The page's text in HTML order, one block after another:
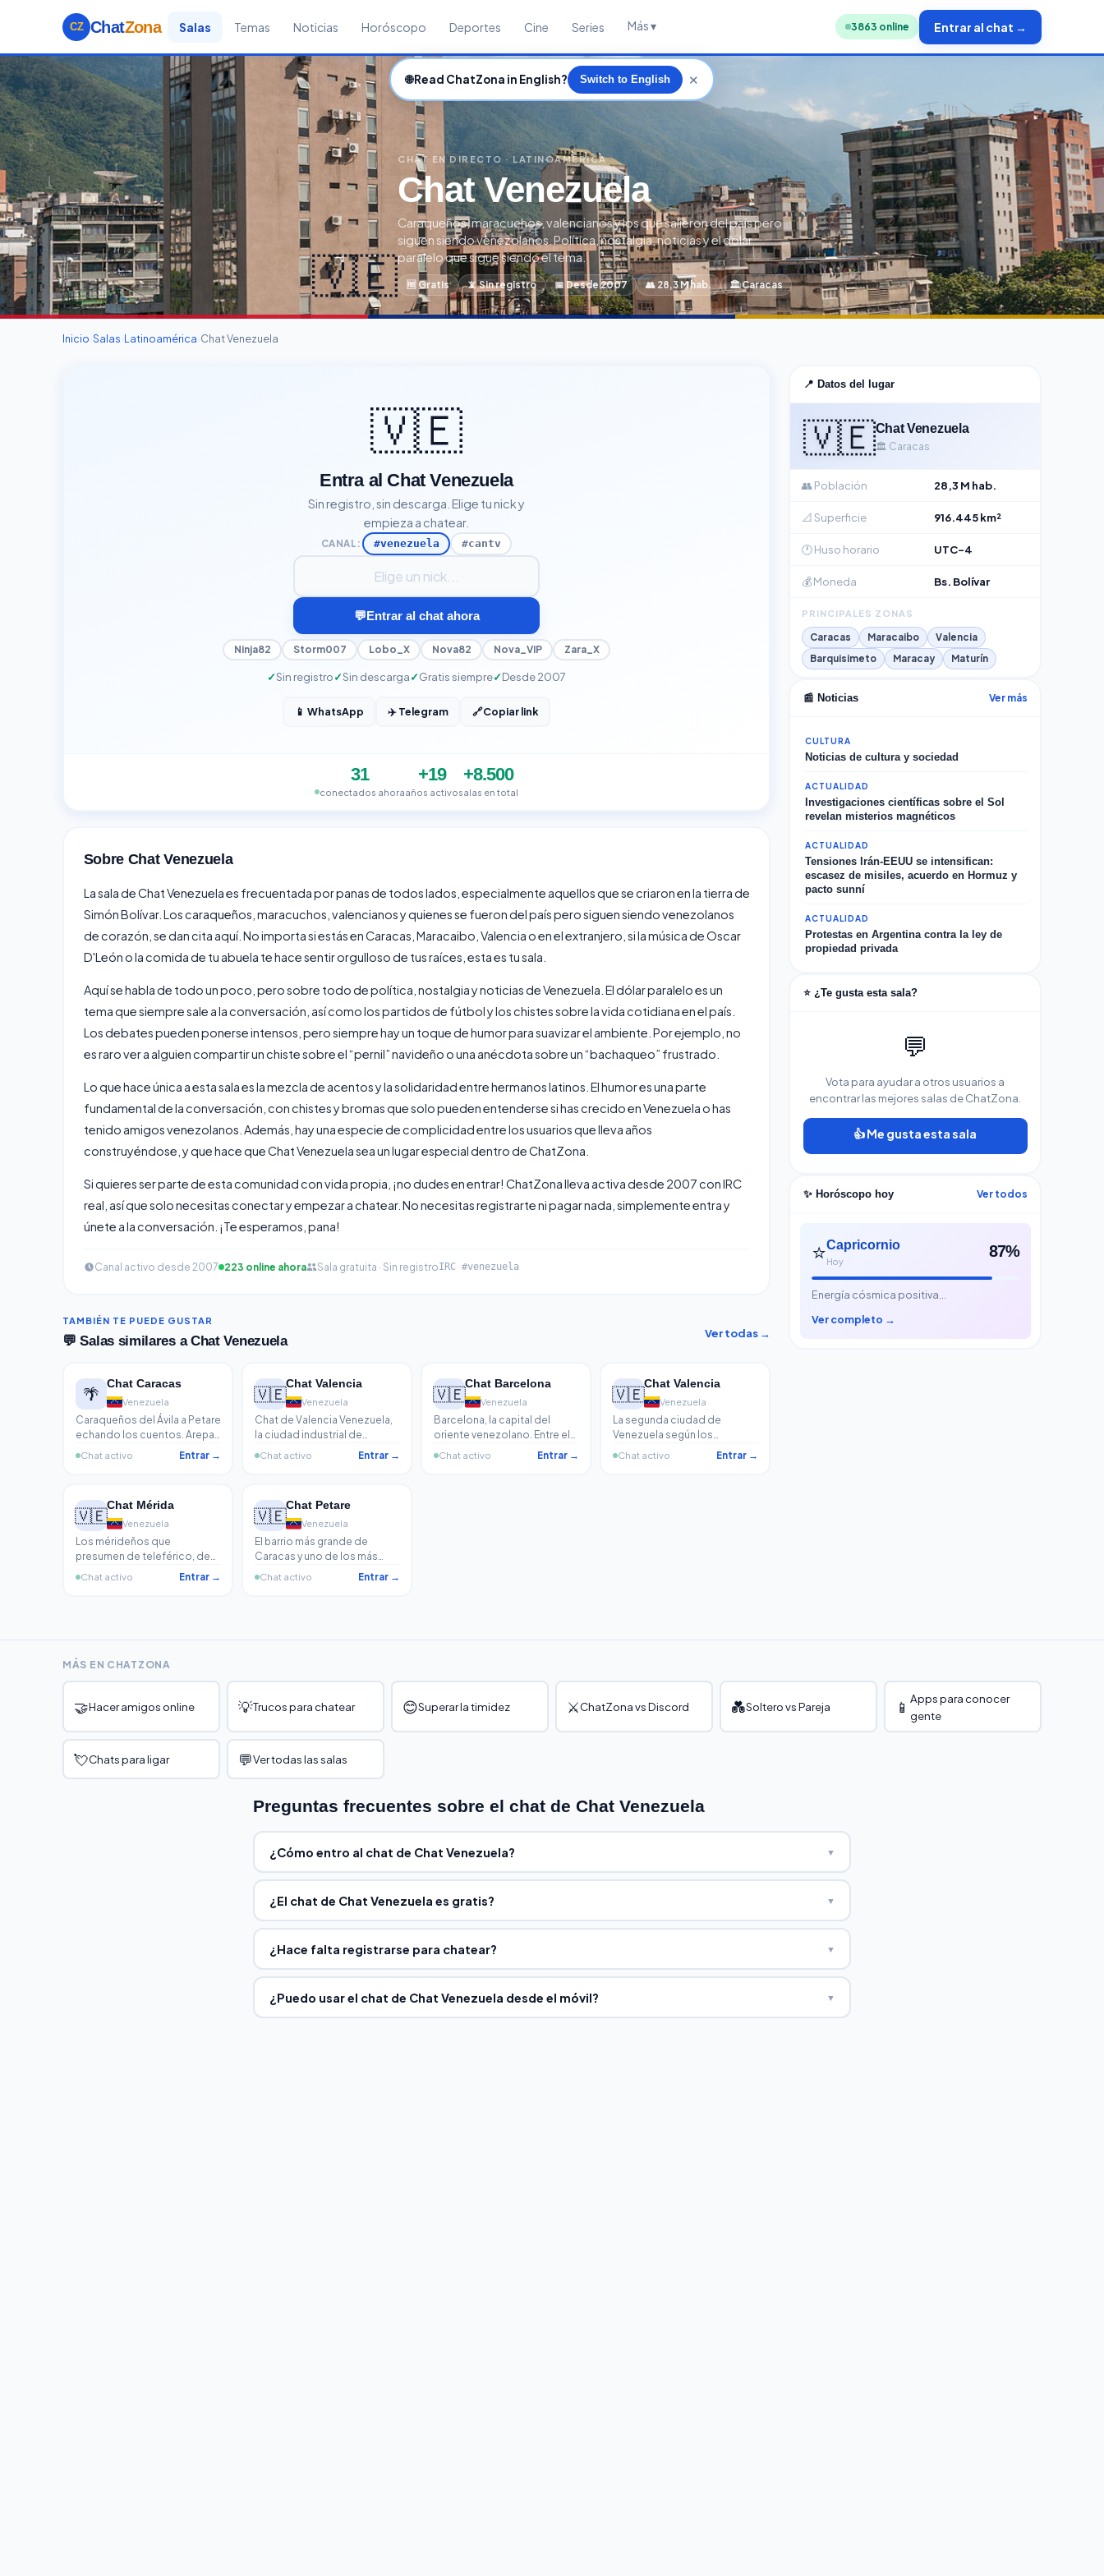
CZ ChatZona Salas Temas Noticias Horóscopo Deportes Cine Series Más ▾ 3843 online Entrar al chat →
🇻🇪
CHAT EN DIRECTO · LATINOAMÉRICA
Chat Venezuela
Caraqueños, maracuchos, valencianos y los que salieron del país pero
siguen siendo venezolanos. Política, nostalgia, noticias y el dólar
paralelo que sigue siendo el tema.
🆓 Gratis 📵 Sin registro 📅 Desde 2007 👥 28,3 M hab. 🏛️ Caracas
Inicio Salas Latinoamérica Chat Venezuela
🇻🇪
Entra al Chat Venezuela
Sin registro, sin descarga. Elige tu nick y
empieza a chatear.
CANAL: #venezuela #cantv
💬Entrar al chat ahora
Ninja82 Storm007 Lobo_X Nova82 Nova_VIP Zara_X
Sin registro Sin descarga Gratis siempre Desde 2007
📱 WhatsApp ✈️ Telegram 🔗Copiar link
31
conectados ahora
+19
años activo
+8.500
salas en total
Sobre Chat Venezuela
La sala de Chat Venezuela es frecuentada por panas de todos lados, especialmente aquellos que se criaron en la tierra de
Simón Bolívar. Los caraqueños, maracuchos, valencianos y quienes se fueron del país pero siguen siendo venezolanos
de corazón, se dan cita aquí. No importa si estás en Caracas, Maracaibo, Valencia o en el extranjero, si la música de Oscar
D'León o la comida de tu abuela te hace sentir orgulloso de tus raíces, esta es tu sala.
Aquí se habla de todo un poco, pero sobre todo de política, nostalgia y noticias de Venezuela. El dólar paralelo es un
tema que siempre sale a la conversación, así como los partidos de fútbol y los chistes sobre la vida cotidiana en el país.
Los debates pueden ponerse intensos, pero siempre hay un toque de humor para suavizar el ambiente. Por ejemplo, no
es raro ver a alguien compartir un chiste sobre el “pernil” navideño o una anécdota sobre un “bachaqueo” frustrado.
Lo que hace única a esta sala es la mezcla de acentos y la solidaridad entre hermanos latinos. El humor es una parte
fundamental de la conversación, con chistes y bromas que solo pueden entenderse si has crecido en Venezuela o has
tenido amigos venezolanos. Además, hay una especie de complicidad entre los usuarios que lleva años
construyéndose, y que hace que Chat Venezuela sea un lugar especial dentro de ChatZona.
Si quieres ser parte de esta comunidad con vida propia, ¡no dudes en entrar! ChatZona lleva activa desde 2007 con IRC
real, así que solo necesitas conectar y empezar a chatear. No necesitas registrarte ni pagar nada, simplemente entra y
únete a la conversación. ¡Te esperamos, pana!
Canal activo desde 2007 223 online ahora Sala gratuita · Sin registroIRC #venezuela
TAMBIÉN TE PUEDE GUSTAR
💬 Salas similares a Chat Venezuela
Ver todas →
🌴 Chat Caracas
Venezuela
Caraqueños del Ávila a Petare
echando los cuentos. Arepa,
beisbol de los Leones y la
Chat activo Entrar →
🇻🇪Chat Valencia
Venezuela
Chat de Valencia Venezuela,
la ciudad industrial de
Chat activo Entrar →
🇻🇪Chat Barcelona
Venezuela
Barcelona, la capital del
oriente venezolano. Entre el
Puerto de Guanta, la Redoma
Chat activo Entrar →
🇻🇪Chat Valencia
Venezuela
La segunda ciudad de
Venezuela según los
valencianos — que siguen el
Chat activo Entrar →
🇻🇪Chat Mérida
Venezuela
Los mérideños que
presumen de teleférico, de
arepa de maíz pilado y de que
Chat activo Entrar →
🇻🇪Chat Petare
Venezuela
El barrio más grande de
Caracas y uno de los más
grandes de Latinoamérica.
Chat activo Entrar →
📍 Datos del lugar
🇻🇪Chat Venezuela
🏛️ Caracas
👥 Población 28,3 M hab.
📐 Superficie 916.445 km²
🕐 Huso horario UTC-4
💰 Moneda Bs. Bolívar
PRINCIPALES ZONAS
Caracas Maracaibo
Valencia
Barquisimeto
Maracay Maturín
📰 Noticias Ver más
CULTURA
Noticias de cultura y sociedad
ACTUALIDAD
Investigaciones científicas sobre el Sol
revelan misterios magnéticos
ACTUALIDAD
Tensiones Irán-EEUU se intensifican:
escasez de misiles, acuerdo en Hormuz y
pacto sunní
ACTUALIDAD
Protestas en Argentina contra la ley de
propiedad privada
⭐ ¿Te gusta esta sala?
💬
Vota para ayudar a otros usuarios a
encontrar las mejores salas de ChatZona.
👍 Me gusta esta sala
✨ Horóscopo hoy Ver todos
⭐Capricornio
Hoy
87%
Energía cósmica positiva…
Ver completo →
MÁS EN CHATZONA
🤝Hacer amigos online 💡Trucos para chatear 😊Superar la timidez ⚔️ChatZona vs Discord 💑Soltero vs Pareja 📱 Apps para conocer
gente
💘Chats para ligar 💬Ver todas las salas
Preguntas frecuentes sobre el chat de Chat Venezuela
¿Cómo entro al chat de Chat Venezuela? ▼
¿El chat de Chat Venezuela es gratis? ▼
¿Hace falta registrarse para chatear? ▼
¿Puedo usar el chat de Chat Venezuela desde el móvil? ▼
🌐Read ChatZona in English? Switch to English ✕